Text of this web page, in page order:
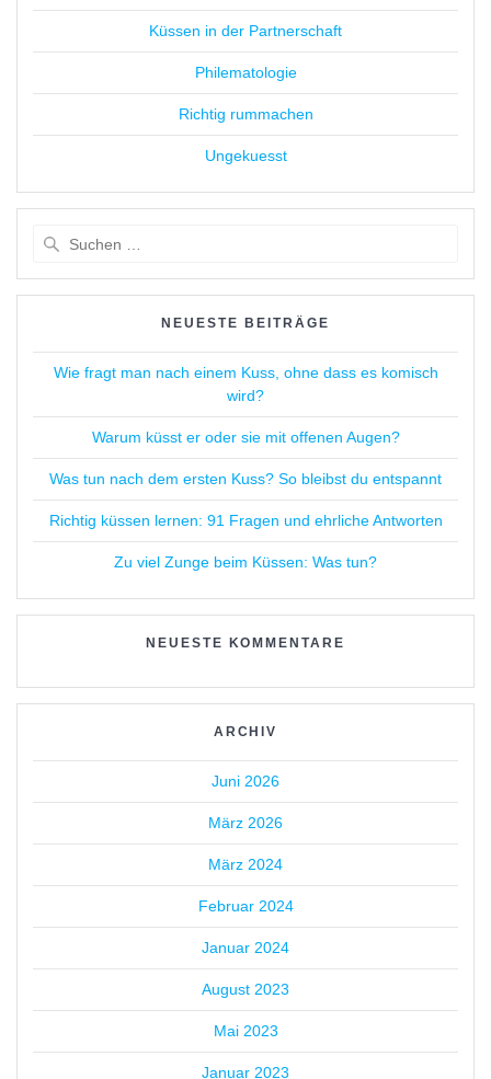
Küssen in der Partnerschaft
Philematologie
Richtig rummachen
Ungekuesst
NEUESTE BEITRÄGE
Wie fragt man nach einem Kuss, ohne dass es komisch
wird?
Warum küsst er oder sie mit offenen Augen?
Was tun nach dem ersten Kuss? So bleibst du entspannt
Richtig küssen lernen: 91 Fragen und ehrliche Antworten
Zu viel Zunge beim Küssen: Was tun?
NEUESTE KOMMENTARE
ARCHIV
Juni 2026
März 2026
März 2024
Februar 2024
Januar 2024
August 2023
Mai 2023
Januar 2023